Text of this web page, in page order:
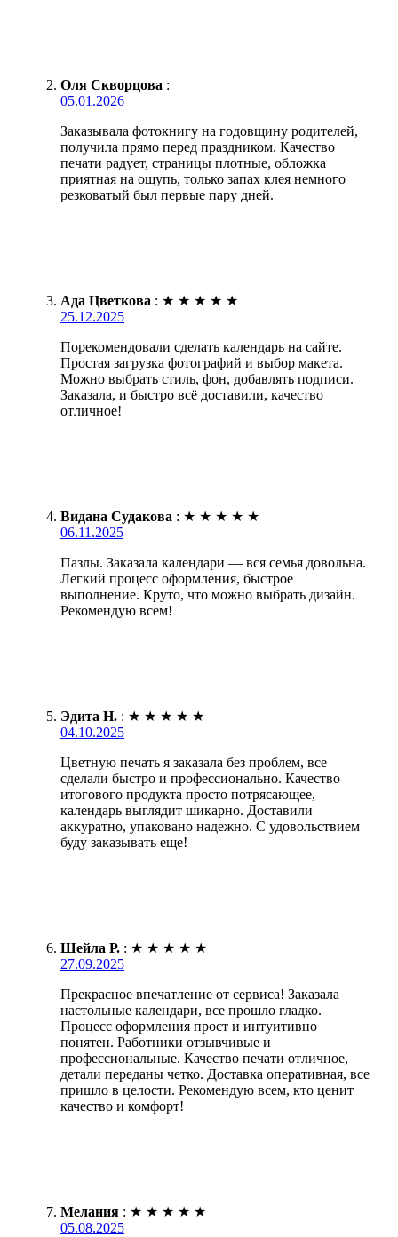
Оля Скворцова :
05.01.2026
Заказывала фотокнигу на годовщину родителей,
получила прямо перед праздником. Качество
печати радует, страницы плотные, обложка
приятная на ощупь, только запах клея немного
резковатый был первые пару дней.
Ада Цветкова : ★ ★ ★ ★ ★
25.12.2025
Порекомендовали сделать календарь на сайте.
Простая загрузка фотографий и выбор макета.
Можно выбрать стиль, фон, добавлять подписи.
Заказала, и быстро всё доставили, качество
отличное!
Видана Судакова : ★ ★ ★ ★ ★
06.11.2025
Пазлы. Заказала календари — вся семья довольна.
Легкий процесс оформления, быстрое
выполнение. Круто, что можно выбрать дизайн.
Рекомендую всем!
Эдита Н. : ★ ★ ★ ★ ★
04.10.2025
Цветную печать я заказала без проблем, все
сделали быстро и профессионально. Качество
итогового продукта просто потрясающее,
календарь выглядит шикарно. Доставили
аккуратно, упаковано надежно. С удовольствием
буду заказывать еще!
Шейла Р. : ★ ★ ★ ★ ★
27.09.2025
Прекрасное впечатление от сервиса! Заказала
настольные календари, все прошло гладко.
Процесс оформления прост и интуитивно
понятен. Работники отзывчивые и
профессиональные. Качество печати отличное,
детали переданы четко. Доставка оперативная, все
пришло в целости. Рекомендую всем, кто ценит
качество и комфорт!
Мелания : ★ ★ ★ ★ ★
05.08.2025